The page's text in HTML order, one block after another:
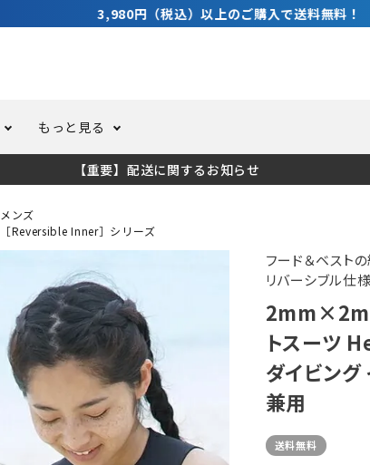
3,980円（税込）以上のご購入で送料無料！
水中ライト・ビデオライト
イトベルト アクセサリー
今コレ愛用してます！
もっと見る
海の遊びをもっと知る
【重要】配送に関するお知らせ
メンズ
［Reversible Inner］シリーズ
フード＆ベスト
リバーシブル仕
トスーツ
ダイビン
兼用
送料無料